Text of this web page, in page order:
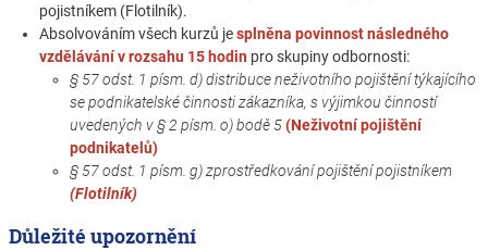
pojistníkem (Flotilník).
Absolvováním všech kurzů jesplněna povinnost následného
vzdělávání v rozsahu 15 hodin pro skupiny odbornosti:
§ 57 odst. 1 písm. d) distribuce neživotního pojištění týkajícího
se podnikatelské činnosti zákazníka, s výjimkou činností
uvedených v § 2 písm. o) bodě 5(Neživotní pojištění
podnikatelů)
§ 57 odst. 1 písm. g) zprostředkování pojištění pojistníkem
(Flotilník)
Důležité upozornění